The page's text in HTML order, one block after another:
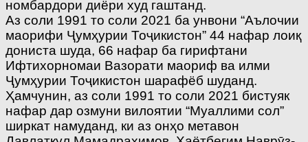
номбардори диёри худ гаштанд.
Аз соли 1991 то соли 2021 ба унвони “Аълочии
маорифи Ҷумҳурии Тоҷикистон” 44 нафар лоиқ
дониста шуда, 66 нафар ба гирифтани
Ифтихорномаи Вазорати маориф ва илми
Ҷумҳурии Тоҷикистон шарафёб шуданд.
Ҳамчунин, аз соли 1991 то соли 2021 бистуяк
нафар дар озмуни вилоятии “Муаллими сол”
ширкат намуданд, ки аз онҳо метавон